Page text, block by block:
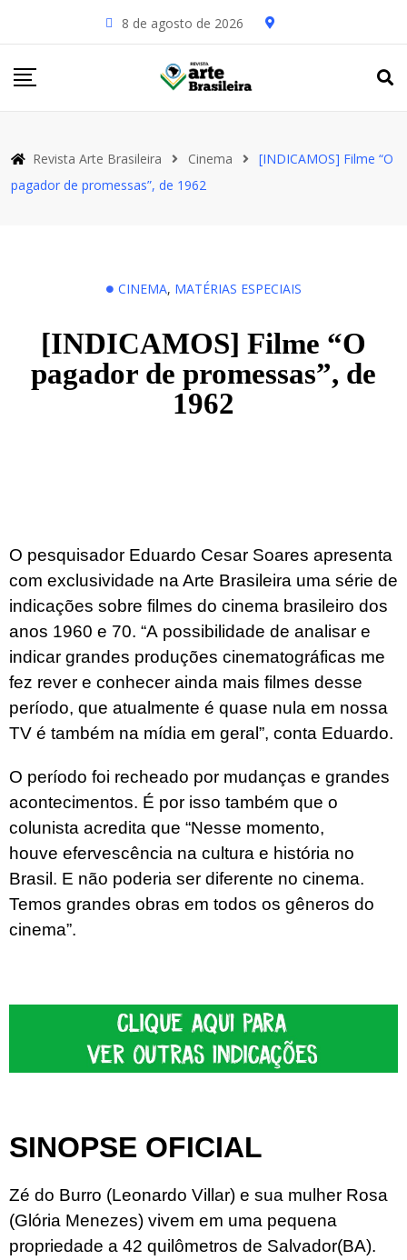
8 de agosto de 2026
Revista Arte Brasileira Cinema
[INDICAMOS] Filme “O
pagador de promessas”, de 1962
CINEMA, MATÉRIAS ESPECIAIS
[INDICAMOS] Filme “O
pagador de promessas”, de
1962
O pesquisador Eduardo Cesar Soares apresenta
com exclusividade na Arte Brasileira uma série de
indicações sobre filmes do cinema brasileiro dos
anos 1960 e 70. “A possibilidade de analisar e
indicar grandes produções cinematográficas me
fez rever e conhecer ainda mais filmes desse
período, que atualmente é quase nula em nossa
TV é também na mídia em geral”, conta Eduardo.
O período foi recheado por mudanças e grandes
acontecimentos. É por isso também que o
colunista acredita que “Nesse momento,
houve efervescência na cultura e história no
Brasil. E não poderia ser diferente no cinema.
Temos grandes obras em todos os gêneros do
cinema”.
SINOPSE OFICIAL
Zé do Burro (Leonardo Villar) e sua mulher Rosa
(Glória Menezes) vivem em uma pequena
propriedade a 42 quilômetros de Salvador(BA).